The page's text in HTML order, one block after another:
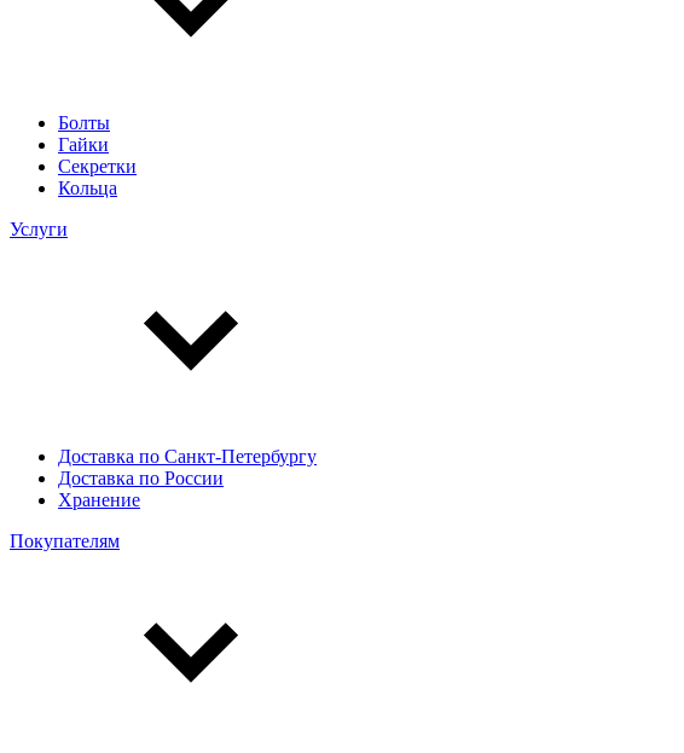
Болты
Гайки
Секретки
Кольца
Услуги
Доставка по Санкт-Петербургу
Доставка по России
Хранение
Покупателям